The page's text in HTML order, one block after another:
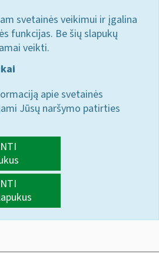
svetainės veikimui ir įgalina
funkcijas. Be šių slapukų
veikti.
apie svetainės
Jūsų naršymo patirties